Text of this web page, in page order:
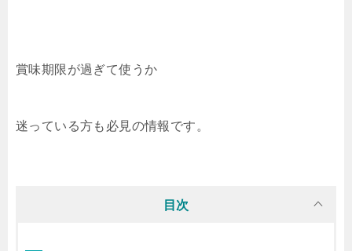
賞味期限が過ぎて使うか
迷っている方も必見の情報です。
目次